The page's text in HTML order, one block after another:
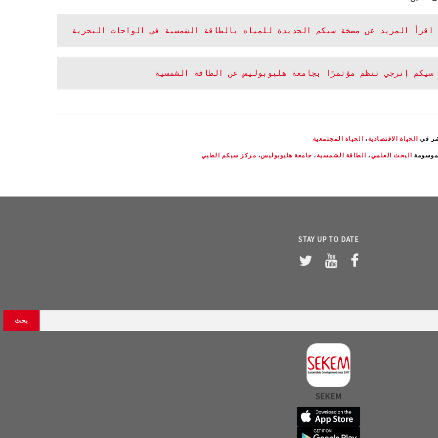
اقرأ المزيد عن مضخة سيكم الجديدة للمياه بالطاقة الشمسية في الواحات البحرية
سيكم إنرجي تنظم مؤتمرًا بجامعة هليوبوليس عن الطاقة الشمسية
في الحياة الاقتصادية ، الحياة المجتمعية
البحث العلمي، الطاقة الشمسية ، جامعة هليوبوليس، مركز سيكم الطبي
STAY UP TO DATE
SEKEM